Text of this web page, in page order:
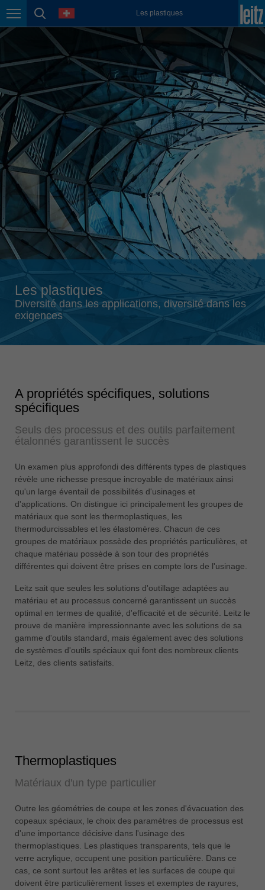
Page navigation
page search
language Les plastiques
México
español
Nederland
nederlands
Österreich
deutsch
Polska
Portugal
português
România
Română
Schweiz
deutsch français
Singapore
english
Slovenija
Suomi
english
türkçe
english
Việt Nam
tiếng việt
中国
中文
ประเทศไทย
ไทย
Україна
yкраїнська
Les plastiques
Diversité dans les applications, diversité dans les
exigences
A propriétés spécifiques, solutions
spécifiques
Seuls des processus et des outils parfaitement
étalonnés garantissent le succès
Un examen plus approfondi des différents types de plastiques
révèle une richesse presque incroyable de matériaux ainsi
qu'un large éventail de possibilités d'usinages et
d'applications. On distingue ici principalement les groupes de
matériaux que sont les thermoplastiques, les
thermodurcissables et les élastomères. Chacun de ces
groupes de matériaux possède des propriétés particulières, et
chaque matériau possède à son tour des propriétés
différentes qui doivent être prises en compte lors de l'usinage.
Leitz sait que seules les solutions d'outillage adaptées au
matériau et au processus concerné garantissent un succès
optimal en termes de qualité, d'efficacité et de sécurité. Leitz le
prouve de manière impressionnante avec les solutions de sa
gamme d'outils standard, mais également avec des solutions
de systèmes d'outils spéciaux qui font des nombreux clients
Leitz, des clients satisfaits.
Thermoplastiques
Matériaux d'un type particulier
Outre les géométries de coupe et les zones d'évacuation des
copeaux spéciaux, le choix des paramètres de processus est
d'une importance décisive dans l'usinage des
thermoplastiques. Les plastiques transparents, tels que le
verre acrylique, occupent une position particulière. Dans ce
cas, ce sont surtout les arêtes et les surfaces de coupe qui
doivent être particulièrement lisses et exemptes de rayures,